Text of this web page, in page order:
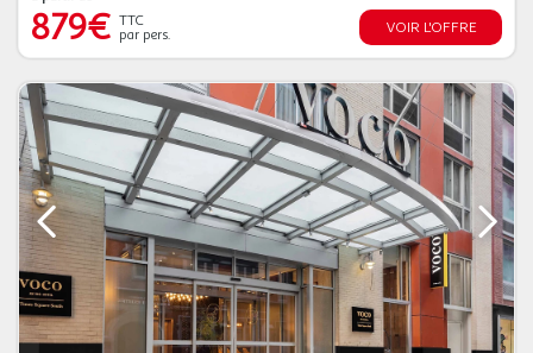
879€ TTC
par pers.
VOIR L'OFFRE